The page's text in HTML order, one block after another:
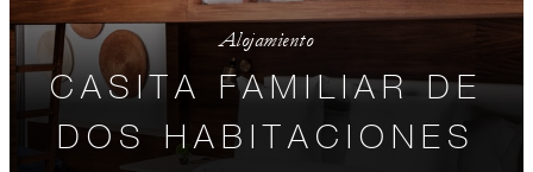
Alojamiento
CASITA FAMILIAR DE
DOS HABITACIONES